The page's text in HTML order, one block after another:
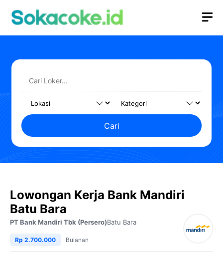
Cari
Lowongan Kerja Bank Mandiri
Batu Bara
PT Bank Mandiri Tbk (Persero)Batu Bara
Rp 2.700.000 Bulanan